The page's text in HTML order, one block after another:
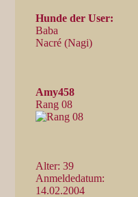
Hunde der User:
Baba
Nacré (Nagi)
Amy458
Rang 08
Alter: 39
Anmeldedatum:
14.02.2004